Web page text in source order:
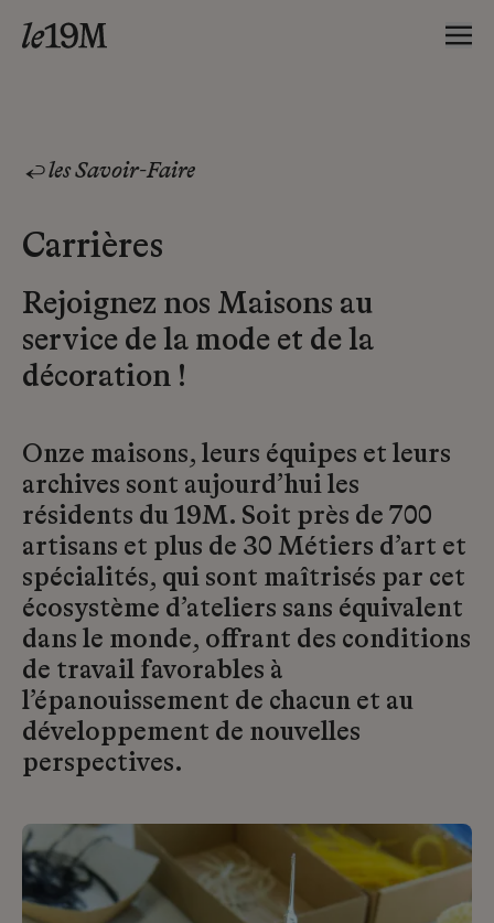
les Savoir-Faire
Carrières
Rejoignez nos Maisons au
service de la mode et de la
décoration !
Onze maisons, leurs équipes et leurs
archives sont aujourd’hui les
résidents du 19M. Soit près de 700
artisans et plus de 30 Métiers d’art et
spécialités, qui sont maîtrisés par cet
écosystème d’ateliers sans équivalent
dans le monde, offrant des conditions
de travail favorables à
l’épanouissement de chacun et au
développement de nouvelles
perspectives.